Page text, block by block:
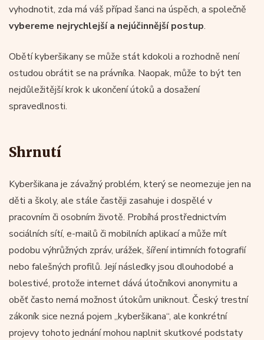
vyhodnotit, zda má váš případ šanci na úspěch, a společně
vybereme nejrychlejší a nejúčinnější postup.
Obětí kyberšikany se může stát kdokoli a rozhodně není
ostudou obrátit se na právníka. Naopak, může to být ten
nejdůležitější krok k ukončení útoků a dosažení
spravedlnosti.
Shrnutí
Kyberšikana je závažný problém, který se neomezuje jen na
děti a školy, ale stále častěji zasahuje i dospělé v
pracovním či osobním životě. Probíhá prostřednictvím
sociálních sítí, e-mailů či mobilních aplikací a může mít
podobu výhrůžných zpráv, urážek, šíření intimních fotografií
nebo falešných profilů. Její následky jsou dlouhodobé a
bolestivé, protože internet dává útočníkovi anonymitu a
oběť často nemá možnost útokům uniknout. Český trestní
zákoník sice nezná pojem „kyberšikana“, ale konkrétní
projevy tohoto jednání mohou naplnit skutkové podstaty